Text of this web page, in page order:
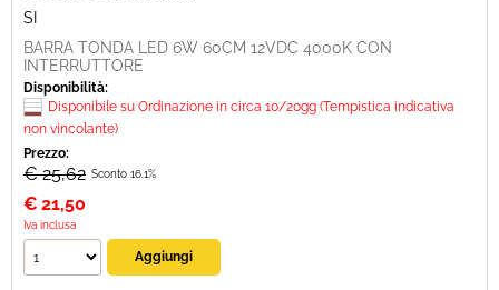
SI
BARRA TONDA LED 6W 60CM 12VDC 4000K CON
INTERRUTTORE
Disponibilità:
Disponibile su Ordinazione in circa 10/20gg (Tempistica indicativa
non vincolante)
Prezzo:
€ 25,62 Sconto 16.1%
€ 21,50
Iva inclusa